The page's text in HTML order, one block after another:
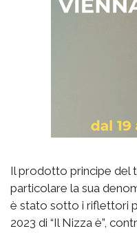
Il prodotto principe del
particolare la sua
è stato sotto i riflettori
2023 di “Il Nizza è”,